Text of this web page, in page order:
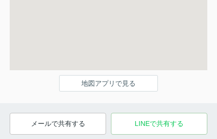
地図アプリで見る
メールで共有する LINEで共有する